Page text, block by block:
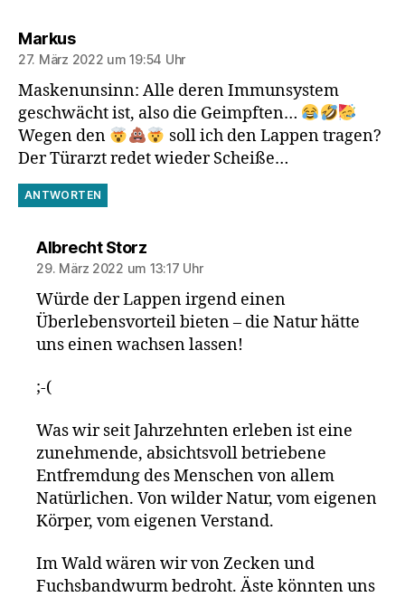
Markussagt:
27. März 2022 um 19:54 Uhr
Maskenunsinn: Alle deren Immunsystem
geschwächt ist, also die Geimpften…
Wegen den
soll ich den Lappen tragen?
Der Türarzt redet wieder Scheiße…
ANTWORTEN
Albrecht Storzsagt:
29. März 2022 um 13:17 Uhr
Würde der Lappen irgend einen
Überlebensvorteil bieten – die Natur hätte
uns einen wachsen lassen!
;-(
Was wir seit Jahrzehnten erleben ist eine
zunehmende, absichtsvoll betriebene
Entfremdung des Menschen von allem
Natürlichen. Von wilder Natur, vom eigenen
Körper, vom eigenen Verstand.
Im Wald wären wir von Zecken und
Fuchsbandwurm bedroht. Äste könnten uns